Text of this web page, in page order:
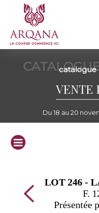
catalogue
VENTE
Du 18 au 20
LOT 246 -
F.
Présentée